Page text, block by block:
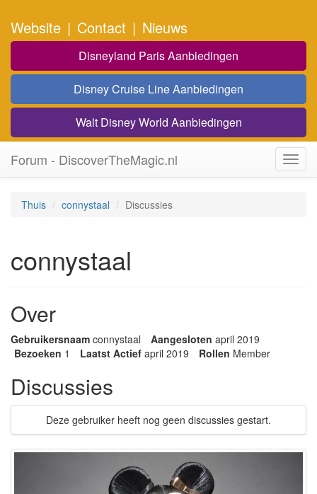
Website | Contact | Nieuws
Disneyland Paris Aanbiedingen
Disney Cruise Line Aanbiedingen
Walt Disney World Aanbiedingen
Forum - DiscoverTheMagic.nl
Thuis connystaal Discussies
connystaal
Over
Gebruikersnaam connystaal Aangesloten april 2019
Bezoeken 1 Laatst Actief april 2019 Rollen Member
Discussies
Deze gebruiker heeft nog geen discussies gestart.